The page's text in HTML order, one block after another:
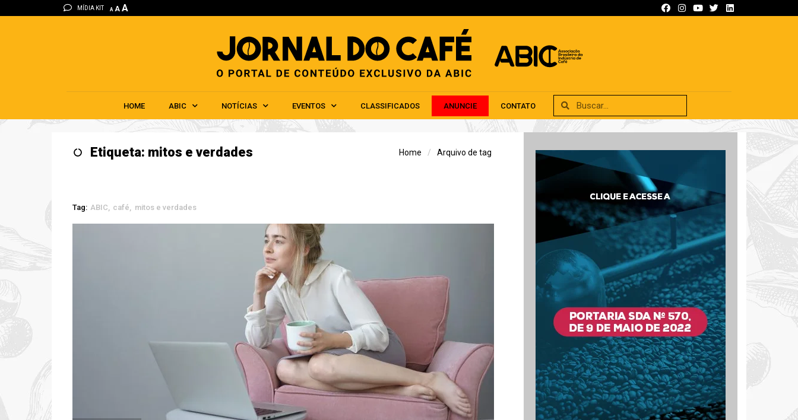
MÍDIA KIT A A A
HOME ABIC NOTÍCIAS EVENTOS CLASSIFICADOS ANUNCIE CONTATO
HOME ABIC NOTÍCIAS EVENTOS
Home Arquivo de tag
Etiqueta: mitos e verdades
Tag: ABIC café mitos e verdades